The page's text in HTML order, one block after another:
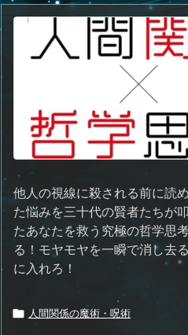
他人の視線に殺される前に読
た悩みを三十代の賢者たちが
たあなたを救う究極の哲学思
る！モヤモヤを一瞬で消し去
に入れろ！
 人間関係の魔術・呪術